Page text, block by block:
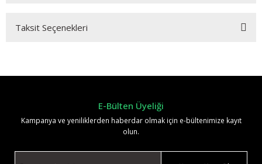
Taksit Seçenekleri
E-Bülten Üyeliği
Kampanya ve yeniliklerden haberdar olmak için e-bültenimize kayıt
olun.